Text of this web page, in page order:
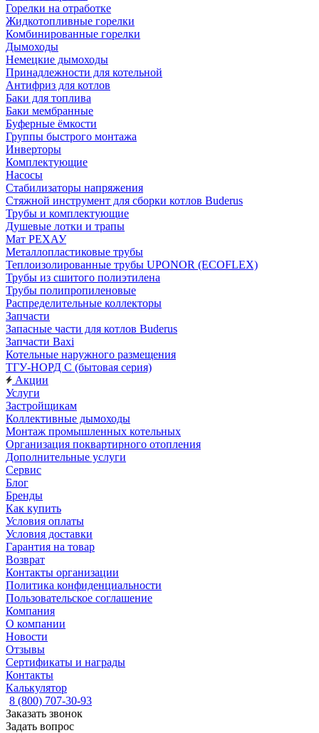
Горелки на отработке
Жидкотопливные горелки
Комбинированные горелки
Дымоходы
Немецкие дымоходы
Принадлежности для котельной
Антифриз для котлов
Баки для топлива
Баки мембранные
Буферные ёмкости
Группы быстрого монтажа
Инверторы
Комплектующие
Насосы
Стабилизаторы напряжения
Стяжной инструмент для сборки котлов Buderus
Трубы и комплектующие
Душевые лотки и трапы
Мат РЕХАУ
Металлопластиковые трубы
Теплоизолированные трубы UPONOR (ECOFLEX)
Трубы из сшитого полиэтилена
Трубы полипропиленовые
Распределительные коллекторы
Запчасти
Запасные части для котлов Buderus
Запчасти Baxi
Котельные наружного размещения
ТГУ-НОРД С (бытовая серия)
Акции
Услуги
Застройщикам
Коллективные дымоходы
Монтаж промышленных котельных
Организация поквартирного отопления
Дополнительные услуги
Сервис
Блог
Бренды
Как купить
Условия оплаты
Условия доставки
Гарантия на товар
Возврат
Контакты организации
Политика конфиденциальности
Пользовательское соглашение
Компания
О компании
Новости
Отзывы
Сертификаты и награды
Контакты
Калькулятор
8 (800) 707-30-93
Заказать звонок
Задать вопрос